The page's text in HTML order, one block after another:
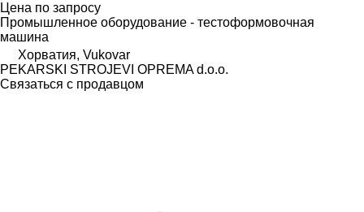
Цена по запросу
Промышленное оборудование - тестоформовочная
машина
Хорватия, Vukovar
PEKARSKI STROJEVI OPREMA d.o.o.
Связаться с продавцом